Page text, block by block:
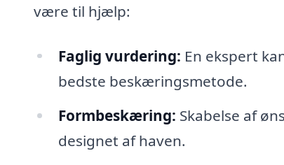
være til hjælp:
Faglig vurdering: En ekspert
bedste beskæringsmetode.
Formbeskæring: Skabelse af
designet af haven.